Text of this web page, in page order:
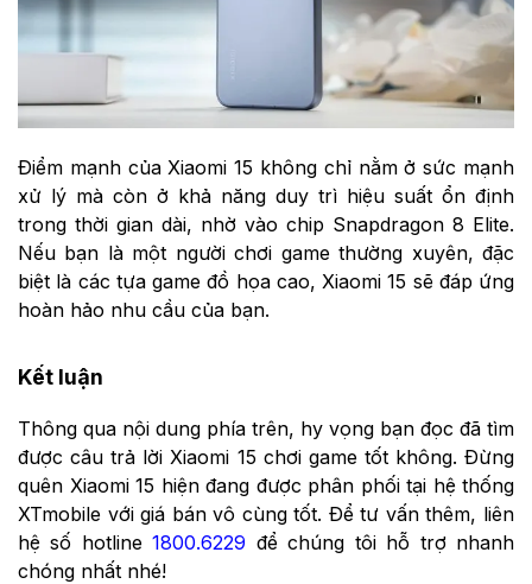
Điểm mạnh của Xiaomi 15 không chỉ nằm ở sức mạnh
xử lý mà còn ở khả năng duy trì hiệu suất ổn định
trong thời gian dài, nhờ vào chip Snapdragon 8 Elite.
Nếu bạn là một người chơi game thường xuyên, đặc
biệt là các tựa game đồ họa cao, Xiaomi 15 sẽ đáp ứng
hoàn hảo nhu cầu của bạn.
Kết luận
Thông qua nội dung phía trên, hy vọng bạn đọc đã tìm
được câu trả lời Xiaomi 15 chơi game tốt không. Đừng
quên Xiaomi 15 hiện đang được phân phối tại hệ thống
XTmobile với giá bán vô cùng tốt. Để tư vấn thêm, liên
hệ số hotline1800.6229 để chúng tôi hỗ trợ nhanh
chóng nhất nhé!